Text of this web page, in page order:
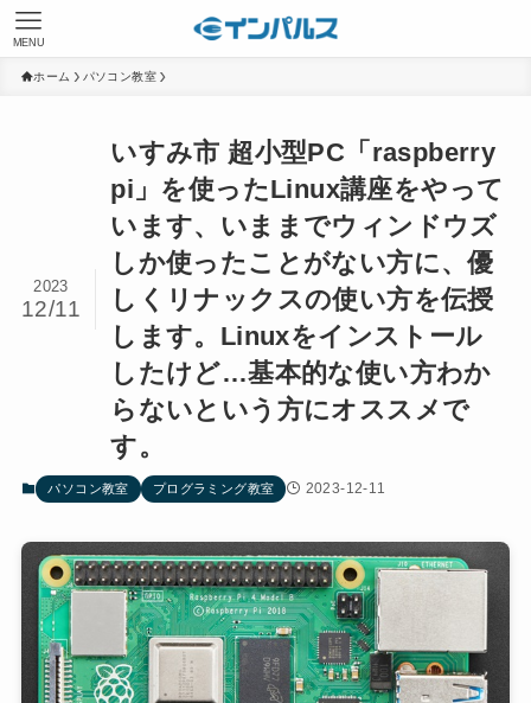
MENU
ホーム パソコン教室
いすみ市 超小型PC「raspberry
pi」を使ったLinux講座をやって
います、いままでウィンドウズ
しか使ったことがない方に、優
しくリナックスの使い方を伝授
します。Linuxをインストール
したけど…基本的な使い方わか
らないという方にオススメで
す。
2023
12/11
パソコン教室 プログラミング教室 2023-12-11